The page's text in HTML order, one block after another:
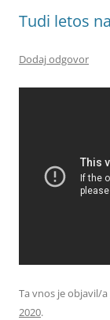
Tudi letos
Dodaj odgovor
Ta vnos je objavil/a
2020.